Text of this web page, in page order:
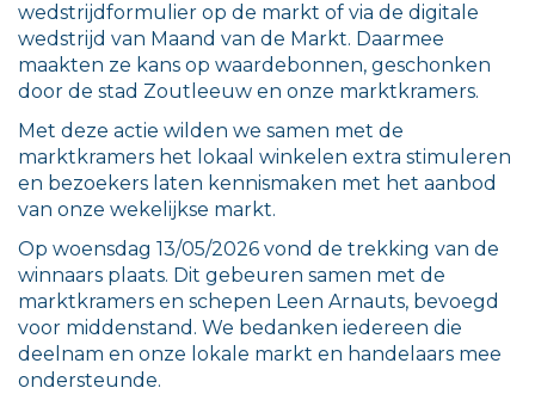
wedstrijdformulier op de markt of via de digitale
wedstrijd van Maand van de Markt. Daarmee
maakten ze kans op waardebonnen, geschonken
door de stad Zoutleeuw en onze marktkramers.
Met deze actie wilden we samen met de
marktkramers het lokaal winkelen extra stimuleren
en bezoekers laten kennismaken met het aanbod
van onze wekelijkse markt.
Op woensdag 13/05/2026 vond de trekking van de
winnaars plaats. Dit gebeuren samen met de
marktkramers en schepen Leen Arnauts, bevoegd
voor middenstand. We bedanken iedereen die
deelnam en onze lokale markt en handelaars mee
ondersteunde.